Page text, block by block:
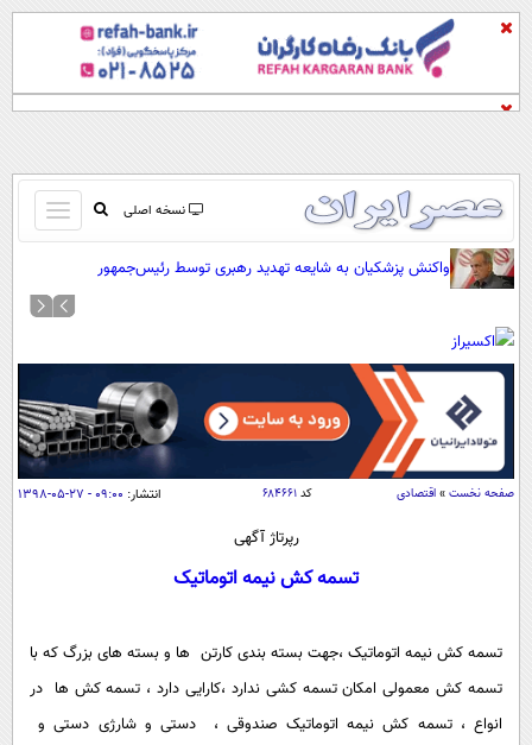
نسخه اصلی
باز
و
کردن
صفحه اول
آب و هوا
اوقات شرعی
پیوند ها
سیاسی
اقتصاد
خودرو
اجتماعی
ورزشی
بین الملل
واکنش پزشکیان به شایعه تهدید رهبری توسط رئیس‌جمهور
صفحه نخست » اقتصادی کد۶۸۴۶۶۱ انتشار: ۰۹:۰۰ - ۲۷-۰۵-۱۳۹۸
رپرتاژ آگهی
تسمه کش نیمه اتوماتیک
تسمه کش نیمه اتوماتیک ،جهت بسته بندی کارتن ها و بسته های بزرگ که با
تسمه کش معمولی امکان تسمه کشی ندارد ،کارایی دارد ، تسمه کش ها در
انواع ، تسمه کش نیمه اتوماتیک صندوقی ، دستی و شارژی دستی و